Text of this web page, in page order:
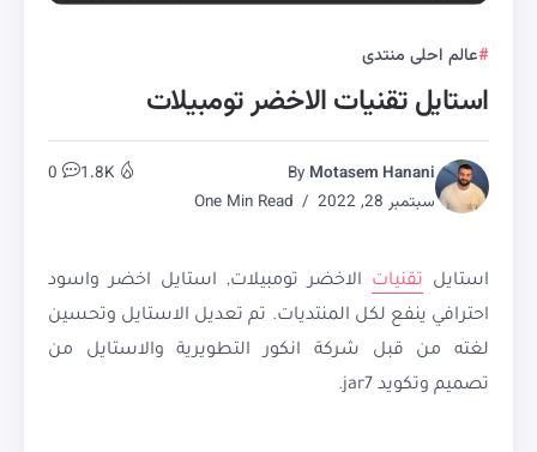
عالم احلى منتدى
استايل تقنيات الاخضر تومبيلات
By Motasem Hanani
سبتمبر 28, 2022
1.8K
0
استايل تقنيات الاخضر تومبيلات, استايل اخضر واسود
احترافي ينفع لكل المنتديات. تم تعديل الاستايل وتحسين
لغته من قبل شركة انكور التطويرية والاستايل من
تصميم وتكويد jar7.